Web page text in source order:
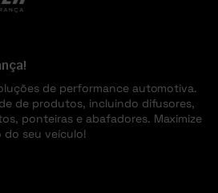
de performance automotiva.
de produtos, incluindo difusores,
ponteiras e abafadores. Maximize
do seu veículo!